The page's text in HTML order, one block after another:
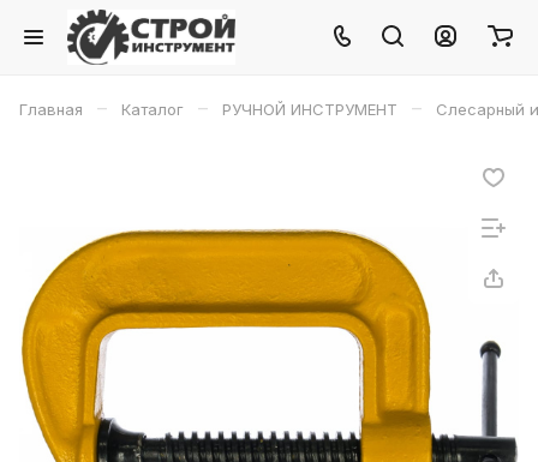
Главная – Каталог – РУЧНОЙ ИНСТРУМЕНТ – Слесарный